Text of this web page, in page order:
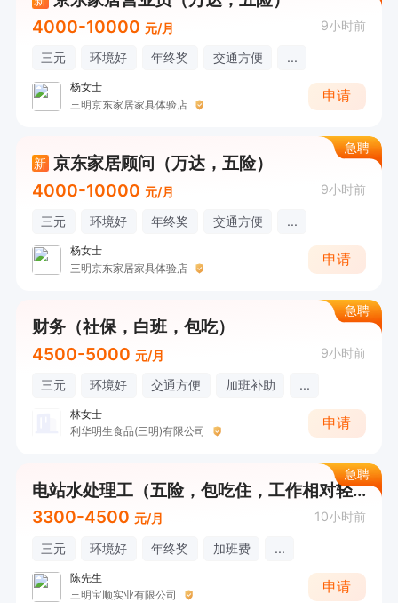
4000-10000 元/月 9小时前
三元 环境好 年终奖 交通方便 ...
杨女士
三明京东家居家具体验店
申请
急聘
新 京东家居顾问（万达，五险）
4000-10000 元/月 9小时前
三元 环境好 年终奖 交通方便 ...
杨女士
三明京东家居家具体验店
申请
急聘
财务（社保，白班，包吃）
4500-5000 元/月 9小时前
三元 环境好 交通方便 加班补助 ...
林女士
利华明生食品(三明)有限公司
申请
急聘
电站水处理工（五险，包吃住，工作相对轻松）
3300-4500 元/月 10小时前
三元 环境好 年终奖 加班费 ...
陈先生
三明宝顺实业有限公司
申请